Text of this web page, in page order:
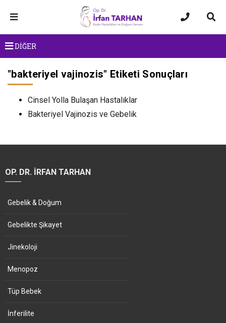
DİĞER
"bakteriyel vajinozis" Etiketi Sonuçları
Cinsel Yolla Bulaşan Hastalıklar
Bakteriyel Vajinozis ve Gebelik
OP. DR. İRFAN TARHAN
Gebelik & Doğum
Gebelikte Şikayet
Jinekoloji
Menopoz
Tüp Bebek
İnferilite